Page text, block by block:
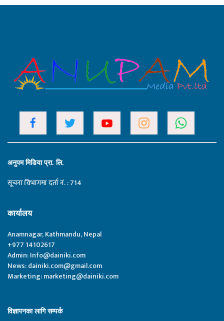
अनुपम मिडिया प्रा. लि.
सूचना विभागमा दर्ता नं. : 714
कार्यालय
Anamnagar, Kathmandu, Nepal
+977 14102617
Admin:Info@dainiki.com
News:dainiki.com@gmail.com
Marketing:marketing@dainiki.com
विज्ञापनका लागि सम्पर्क